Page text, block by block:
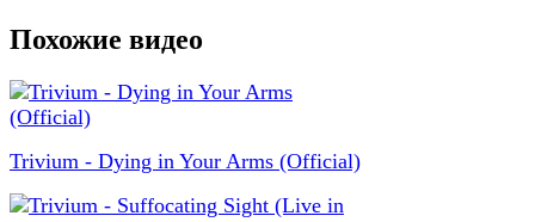
Похожие видео
Trivium - Dying in Your Arms (Official)